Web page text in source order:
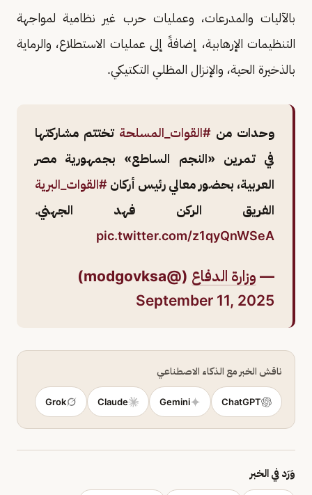
بالآليات والمدرعات، وعمليات حرب غير نظامية لمواجهة
التنظيمات الإرهابية، إضافةً إلى عمليات الاستطلاع، والرماية
بالذخيرة الحية، والإنزال المظلي التكتيكي.
وحدات من #القوات_المسلحة تختتم مشاركتها
في تمرين «النجم الساطع» بجمهورية مصر
العربية، بحضور معالي رئيس أركان #القوات_البرية
الفريق الركن فهد الجهني.
pic.twitter.com/z1qyQnWSeA
— وزارة الدفاع (@modgovksa)
September 11, 2025
ناقش الخبر مع الذكاء الاصطناعي
ChatGPT
Gemini
Claude
Grok
وَرَد في الخبر